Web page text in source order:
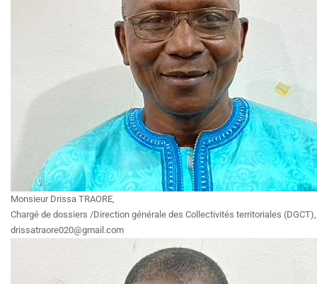
Monsieur Drissa TRAORE,
Chargé de dossiers /Direction générale des Collectivités territoriales
drissatraore020@gmail.com